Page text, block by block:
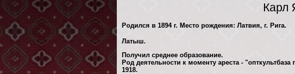
Карл
Родился в 1894 г. Место рождения: Латвия, г. Рига.
Латыш.
Получил среднее образование.
Род деятельности к моменту ареста -
1918.